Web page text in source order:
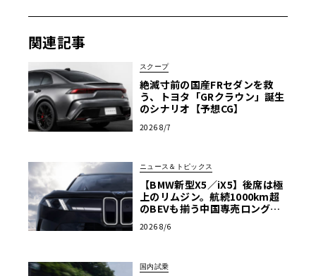
関連記事
スクープ
絶滅寸前の国産FRセダンを救
う、トヨタ「GRクラウン」誕生
のシナリオ【予想CG】
2026 8/7
ニュース＆トピックス
【BMW新型X5／iX5】後席は極
上のリムジン。航続1000km超
のBEVも揃う中国専売ロング仕
2026 8/6
国内試乗